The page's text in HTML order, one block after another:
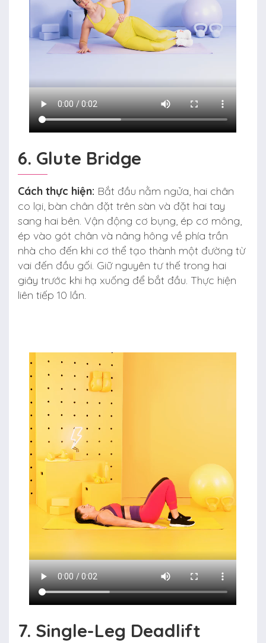
6. Glute Bridge
Cách thực hiện: Bắt đầu nằm ngửa, hai chân
co lại, bàn chân đặt trên sàn và đặt hai tay
sang hai bên. Vận động cơ bụng, ép cơ mông,
ép vào gót chân và nâng hông về phía trần
nhà cho đến khi cơ thể tạo thành một đường từ
vai đến đầu gối. Giữ nguyên tư thế trong hai
giây trước khi hạ xuống để bắt đầu. Thực hiện
liên tiếp 10 lần.
7. Single-Leg Deadlift